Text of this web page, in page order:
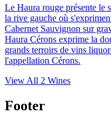
Le Haura rouge présente le
la rive gauche où
Cabernet Sauvignon sur
Haura Cérons exprime la
grands terroirs de vins
l'appellation Cérons.
View All 2 Wines
Footer